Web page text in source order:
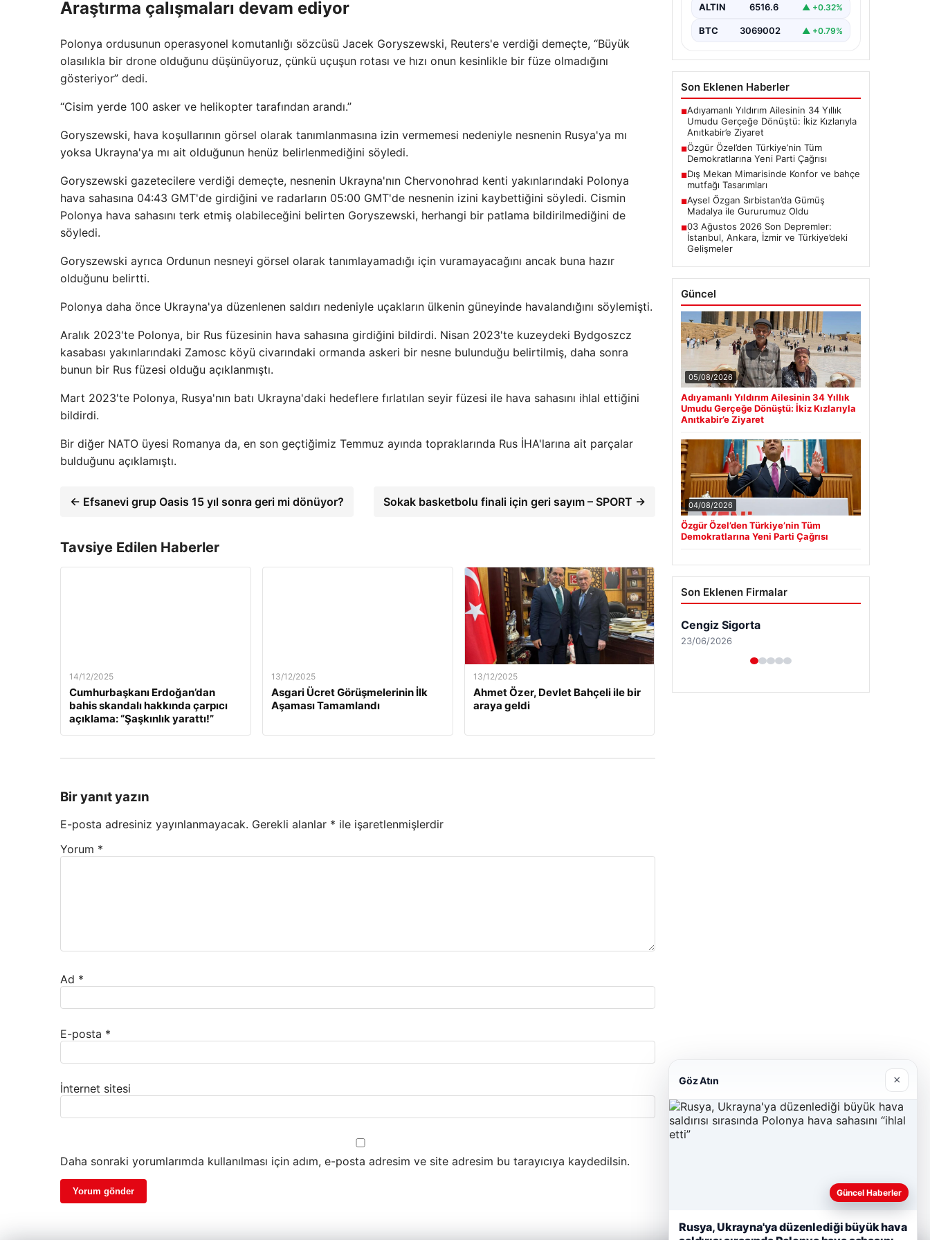
Araştırma çalışmaları devam ediyor
Polonya ordusunun operasyonel komutanlığı sözcüsü Jacek Goryszewski, Reuters'e verdiği demeçte, “Büyük
olasılıkla bir drone olduğunu düşünüyoruz, çünkü uçuşun rotası ve hızı onun kesinlikle bir füze olmadığını
gösteriyor” dedi.
“Cisim yerde 100 asker ve helikopter tarafından arandı.”
Goryszewski, hava koşullarının görsel olarak tanımlanmasına izin vermemesi nedeniyle nesnenin Rusya'ya mı
yoksa Ukrayna'ya mı ait olduğunun henüz belirlenmediğini söyledi.
Goryszewski gazetecilere verdiği demeçte, nesnenin Ukrayna'nın Chervonohrad kenti yakınlarındaki Polonya
hava sahasına 04:43 GMT'de girdiğini ve radarların 05:00 GMT'de nesnenin izini kaybettiğini söyledi. Cismin
Polonya hava sahasını terk etmiş olabileceğini belirten Goryszewski, herhangi bir patlama bildirilmediğini de
söyledi.
Goryszewski ayrıca Ordunun nesneyi görsel olarak tanımlayamadığı için vuramayacağını ancak buna hazır
olduğunu belirtti.
Polonya daha önce Ukrayna'ya düzenlenen saldırı nedeniyle uçakların ülkenin güneyinde havalandığını söylemişti.
Aralık 2023'te Polonya, bir Rus füzesinin hava sahasına girdiğini bildirdi. Nisan 2023'te kuzeydeki Bydgoszcz
kasabası yakınlarındaki Zamosc köyü civarındaki ormanda askeri bir nesne bulunduğu belirtilmiş, daha sonra
bunun bir Rus füzesi olduğu açıklanmıştı.
Mart 2023'te Polonya, Rusya'nın batı Ukrayna'daki hedeflere fırlatılan seyir füzesi ile hava sahasını ihlal ettiğini
bildirdi.
Bir diğer NATO üyesi Romanya da, en son geçtiğimiz Temmuz ayında topraklarında Rus İHA'larına ait parçalar
bulduğunu açıklamıştı.
← Efsanevi grup Oasis 15 yıl sonra geri mi dönüyor? Sokak basketbolu finali için geri sayım – SPORT →
Tavsiye Edilen Haberler
14/12/2025
Cumhurbaşkanı Erdoğan’dan
bahis skandalı hakkında çarpıcı
açıklama: “Şaşkınlık yarattı!”
13/12/2025
Asgari Ücret Görüşmelerinin İlk
Aşaması Tamamlandı
13/12/2025
Ahmet Özer, Devlet Bahçeli ile bir
araya geldi
Bir yanıt yazın
E-posta adresiniz yayınlanmayacak. Gerekli alanlar * ile işaretlenmişlerdir
Yorum *
Ad *
E-posta *
İnternet sitesi
Daha sonraki yorumlarımda kullanılması için adım, e-posta adresim ve site adresim bu tarayıcıya kaydedilsin.
verdi.…
ALTIN 6516.6 ▲ +0.32%
BTC 3069002 ▲ +0.79%
Son Eklenen Haberler
■Adıyamanlı Yıldırım Ailesinin 34 Yıllık
Umudu Gerçeğe Dönüştü: İkiz Kızlarıyla
Anıtkabir’e Ziyaret
■Özgür Özel’den Türkiye’nin Tüm
Demokratlarına Yeni Parti Çağrısı
■Dış Mekan Mimarisinde Konfor ve bahçe
mutfağı Tasarımları
■Aysel Özgan Sırbistan’da Gümüş
Madalya ile Gururumuz Oldu
■03 Ağustos 2026 Son Depremler:
İstanbul, Ankara, İzmir ve Türkiye’deki
Gelişmeler
Güncel
05/08/2026
Adıyamanlı Yıldırım Ailesinin 34 Yıllık
Umudu Gerçeğe Dönüştü: İkiz Kızlarıyla
Anıtkabir’e Ziyaret
04/08/2026
Özgür Özel’den Türkiye’nin Tüm
Demokratlarına Yeni Parti Çağrısı
Son Eklenen Firmalar
Göz Atın ×
Güncel Haberler
Rusya, Ukrayna'ya düzenlediği büyük hava